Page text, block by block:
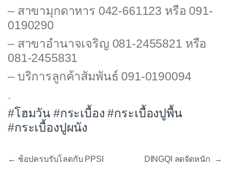
– สาขามุกดาหาร 042-661123 หรือ 091-
0190290
– สาขาอำนาจเจริญ 081-2455821 หรือ
081-2455831
– บริการลูกค้าสัมพันธ์ 091-0190094
.
#โฮมวัน #กระเบื้อง #กระเบื้องปูพื้น
#กระเบื้องปูผนัง
แนะแนวเรื่อง
← ช้อปครบรับโลดกับ PPSI DINGQI ลดจัดหนัก →